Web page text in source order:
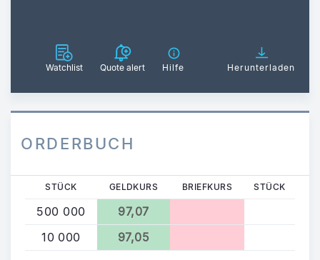
Watchlist Quote alert Hilfe Herunterladen
ORDERBUCH
STÜCK GELDKURS BRIEFKURS STÜCK
500 000
97,07
10 000
97,05